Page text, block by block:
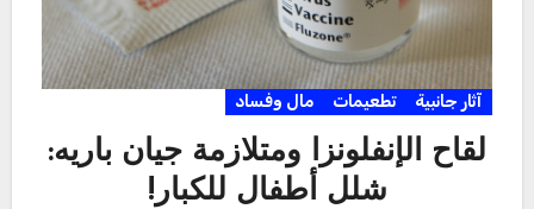
آثار جانبية تطعيمات مال وفساد
لقاح الإنفلونزا ومتلازمة جيان باريه:
شلل أطفال للكبار!